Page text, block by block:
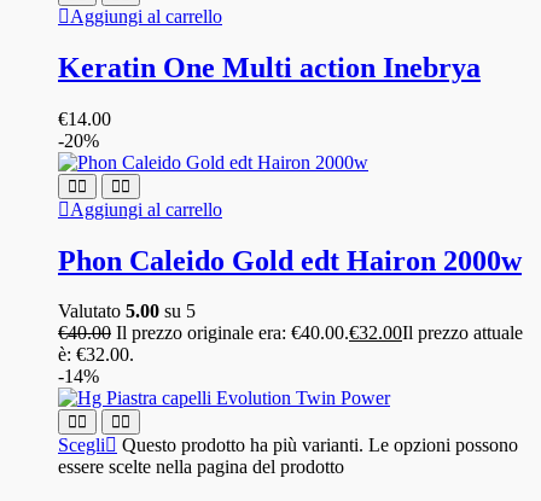
Aggiungi al carrello
Keratin One Multi action Inebrya
€14.00
-20%
Aggiungi al carrello
Phon Caleido Gold edt Hairon 2000w
Valutato 5.00 su 5
€40.00 Il prezzo originale era: €40.00.€32.00Il prezzo attuale
è: €32.00.
-14%
Scegli
Questo prodotto ha più varianti. Le opzioni possono
essere scelte nella pagina del prodotto